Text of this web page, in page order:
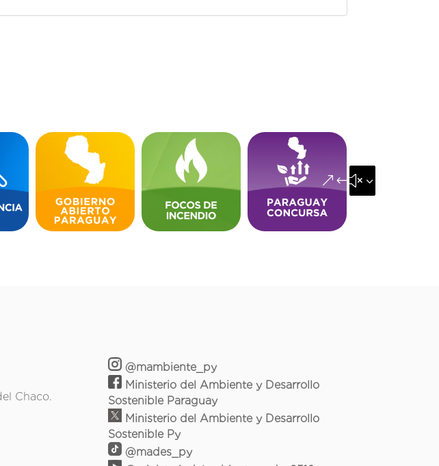
&#x35;
Chaco.
@mambiente_py
Ministerio del Ambiente y Desarrollo
Sostenible Paraguay
Ministerio del Ambiente y Desarrollo
Sostenible Py
@mades_py